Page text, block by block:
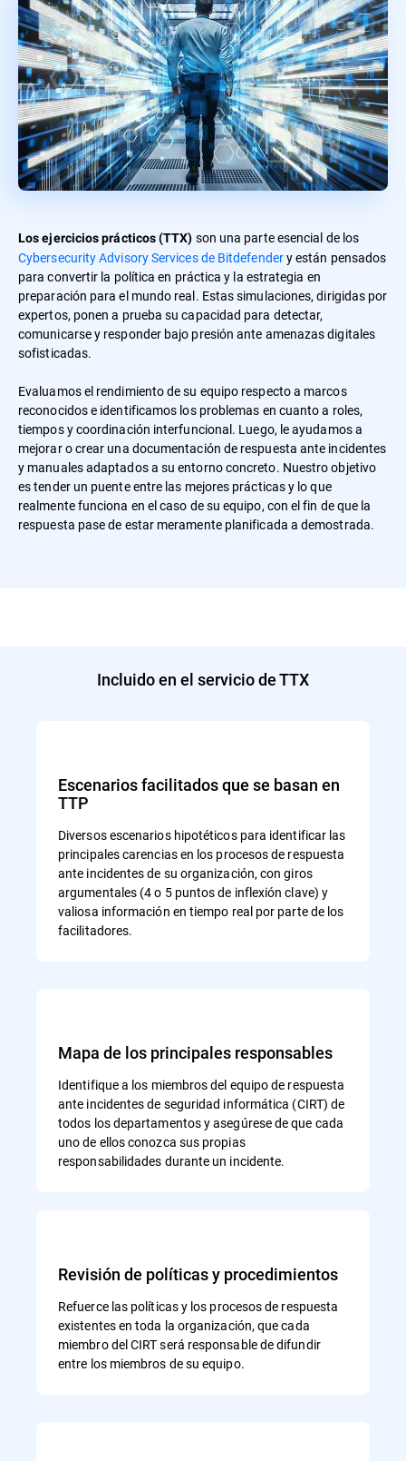
Los ejercicios prácticos (TTX) son una parte esencial de los
Cybersecurity Advisory Services de Bitdefendery están pensados
para convertir la política en práctica y la estrategia en
preparación para el mundo real. Estas simulaciones, dirigidas por
expertos, ponen a prueba su capacidad para detectar,
comunicarse y responder bajo presión ante amenazas digitales
sofisticadas.
Evaluamos el rendimiento de su equipo respecto a marcos
reconocidos e identificamos los problemas en cuanto a roles,
tiempos y coordinación interfuncional. Luego, le ayudamos a
mejorar o crear una documentación de respuesta ante incidentes
y manuales adaptados a su entorno concreto. Nuestro objetivo
es tender un puente entre las mejores prácticas y lo que
realmente funciona en el caso de su equipo, con el fin de que la
respuesta pase de estar meramente planificada a demostrada.
Incluido en el servicio de TTX
Escenarios facilitados que se basan en
TTP
Diversos escenarios hipotéticos para identificar las
principales carencias en los procesos de respuesta
ante incidentes de su organización, con giros
argumentales (4 o 5 puntos de inflexión clave) y
valiosa información en tiempo real por parte de los
facilitadores.
Mapa de los principales responsables
Identifique a los miembros del equipo de respuesta
ante incidentes de seguridad informática (CIRT) de
todos los departamentos y asegúrese de que cada
uno de ellos conozca sus propias
responsabilidades durante un incidente.
Revisión de políticas y procedimientos
Refuerce las políticas y los procesos de respuesta
existentes en toda la organización, que cada
miembro del CIRT será responsable de difundir
entre los miembros de su equipo.